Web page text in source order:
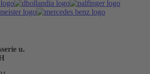
Platform
u.